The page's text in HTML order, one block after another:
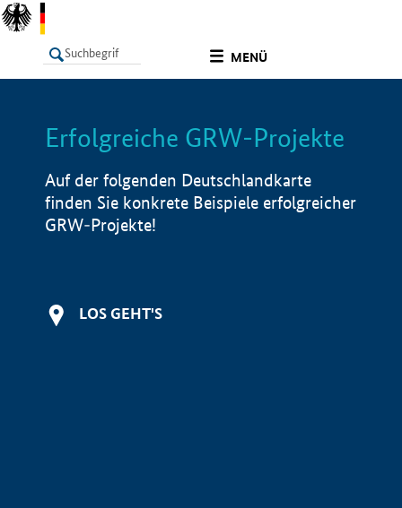
MENÜ
LISTE Info
Erfolgreiche GRW-Projekte
Auf der folgenden Deutschlandkarte
finden Sie konkrete Beispiele erfolgreicher
GRW-Projekte!
LOS GEHT'S